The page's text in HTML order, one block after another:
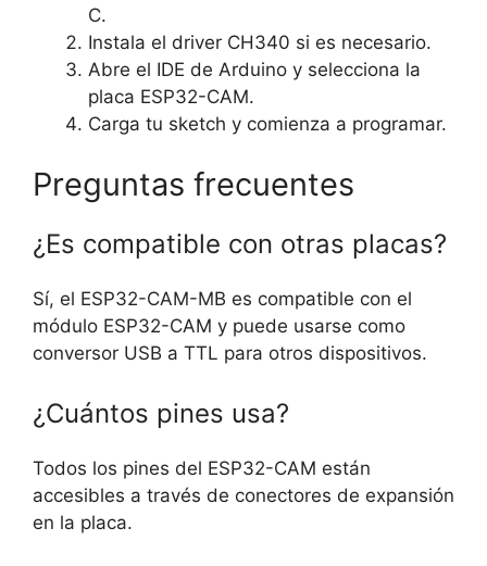
C.
Instala el driver CH340 si es necesario.
Abre el IDE de Arduino y selecciona la
placa ESP32-CAM.
Carga tu sketch y comienza a programar.
Preguntas frecuentes
¿Es compatible con otras placas?
Sí, el ESP32-CAM-MB es compatible con el
módulo ESP32-CAM y puede usarse como
conversor USB a TTL para otros dispositivos.
¿Cuántos pines usa?
Todos los pines del ESP32-CAM están
accesibles a través de conectores de expansión
en la placa.